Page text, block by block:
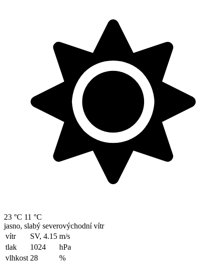
23 °C 11 °C
jasno, slabý severovýchodní vítr
vítr
SV, 4.15 m/s
tlak
1024
hPa
vlhkost 28 %